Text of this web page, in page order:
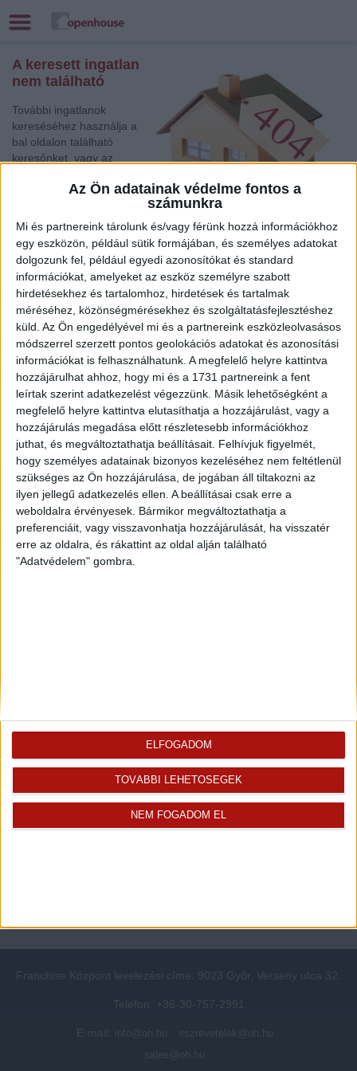
Az Ön adatainak védelme fontos a
számunkra
Mi és partnereink tárolunk és/vagy férünk hozzá információkhoz
egy eszközön, például sütik formájában, és személyes adatokat
dolgozunk fel, például egyedi azonosítókat és standard
információkat, amelyeket az eszköz személyre szabott
hirdetésekhez és tartalomhoz, hirdetések és tartalmak
méréséhez, közönségmérésekhez és szolgáltatásfejlesztéshez
küld. Az Ön engedélyével mi és a partnereink eszközleolvasásos
módszerrel szerzett pontos geolokációs adatokat és azonosítási
információkat is felhasználhatunk. A megfelelő helyre kattintva
hozzájárulhat ahhoz, hogy mi és a 1731 partnereink a fent
leírtak szerint adatkezelést végezzünk. Másik lehetőségként a
megfelelő helyre kattintva elutasíthatja a hozzájárulást, vagy a
hozzájárulás megadása előtt részletesebb információkhoz
juthat, és megváltoztathatja beállításait. Felhívjuk figyelmét,
hogy személyes adatainak bizonyos kezeléséhez nem feltétlenül
szükséges az Ön hozzájárulása, de jogában áll tiltakozni az
ilyen jellegű adatkezelés ellen. A beállításai csak erre a
weboldalra érvényesek. Bármikor megváltoztathatja a
preferenciáit, vagy visszavonhatja hozzájárulását, ha visszatér
erre az oldalra, és rákattint az oldal alján található
"Adatvédelem" gombra.
TOVÁBBI LEHETŐSÉGEK
NEM FOGADOM EL
ELFOGADOM
A keresett ingatlan
nem található
További ingatlanok
kereséséhez használja a
bal oldalon található
keresőnket, vagy az
Székesfehérvár , Eladó Családi ház
Törökszentmiklós, Eladó Családi ház
Budapest I. Ker., Eladó Társasházi lakás, Családi ház
Békéscsaba, Eladó Társasházi lakás, Családi ház, Garázs,
Házrész
Gödöllő, Eladó Társasházi lakás
Balatonlelle , Eladó Családi ház
Kaposvár, Eladó Társasházi lakás, Családi ház
Siófok, Eladó Társasházi lakás, Családi ház
Budaörs, Eladó Társasházi lakás
Rólunk
A központ munkatársai
Elégedett ügyfeleink mondták
Értékbecslés
Energetikai tanúsítvány
CSR
Elérhetőségeink
Adatvédelmi beállítások
Franchise Központ levelezési címe: 9023 Győr, Verseny utca 32.
Telefon: +36-30-757-2991
E-mail: info@oh.hu
eszrevetelek@oh.hu
sales@oh.hu